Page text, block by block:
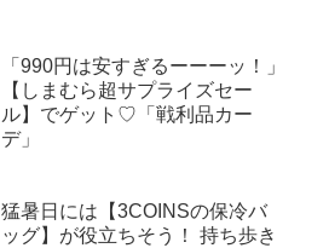
「990円は安すぎるーーーッ！」
【しまむら超サプライズセー
ル】でゲット♡「戦利品カー
デ」
猛暑日には【3COINSの保冷バ
ッグ】が役立ちそう！ 持ち歩き